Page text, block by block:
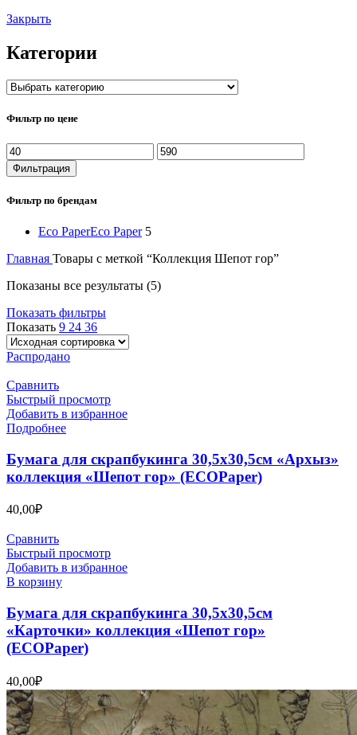
Закрыть
Категории
Фильтр по цене
Минимальная
цена
Максимальная
цена
Фильтрация
Фильтр по брендам
Eco PaperEco Paper 5
Главная Товары с меткой “Коллекция Шепот гор”
Показаны все результаты (5)
Показать фильтры
Показать 9 24 36
Распродано
Сравнить
Быстрый просмотр
Добавить в избранное
Подробнее
Бумага для скрапбукинга 30,5х30,5см «Архыз»
коллекция «Шепот гор» (ECOPaper)
40,00₽
Сравнить
Быстрый просмотр
Добавить в избранное
В корзину
Бумага для скрапбукинга 30,5х30,5см
«Карточки» коллекция «Шепот гор»
(ECOPaper)
40,00₽